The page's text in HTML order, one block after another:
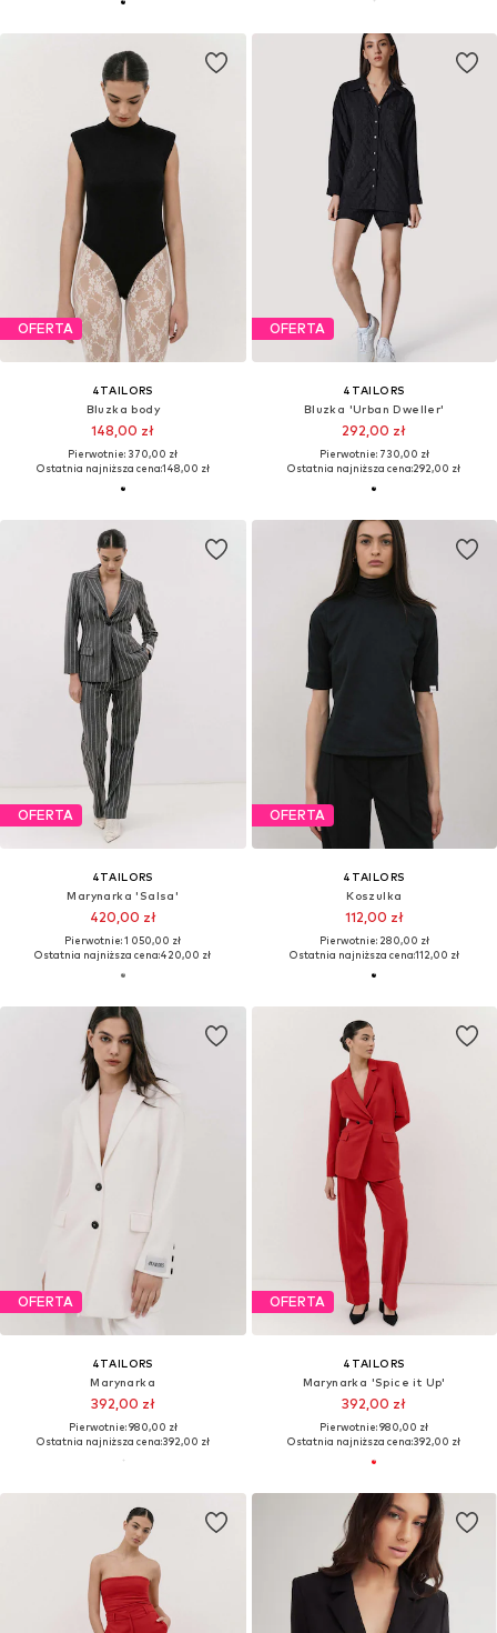
OFERTA
4TAILORS
Bluzka body
148,00 zł
Pierwotnie: 370,00 zł
Ostatnia najniższa cena:148,00 zł
OFERTA
4TAILORS
Bluzka 'Urban Dweller'
292,00 zł
Pierwotnie: 730,00 zł
Ostatnia najniższa cena:292,00 zł
OFERTA
4TAILORS
Marynarka 'Salsa'
420,00 zł
Pierwotnie: 1 050,00 zł
Ostatnia najniższa cena:420,00 zł
OFERTA
4TAILORS
Koszulka
112,00 zł
Pierwotnie: 280,00 zł
Ostatnia najniższa cena:112,00 zł
OFERTA
4TAILORS
Marynarka
392,00 zł
Pierwotnie: 980,00 zł
Ostatnia najniższa cena:392,00 zł
OFERTA
4TAILORS
Marynarka 'Spice it Up'
392,00 zł
Pierwotnie: 980,00 zł
Ostatnia najniższa cena:392,00 zł